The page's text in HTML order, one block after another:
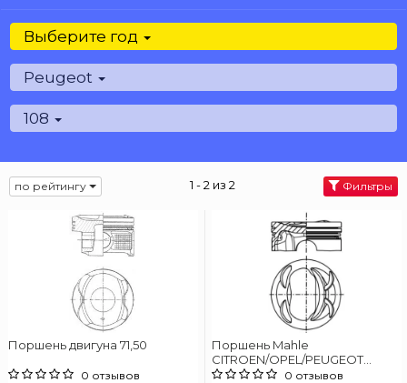
Выберите год
Peugeot
108
по рейтингу 1 - 2 из 2 Фильтры
Поршень двигуна 71,50
0 отзывов
Поршень Mahle
CITROEN/OPEL/PEUGEOT
\'\'1.2VTI82 EB2 \'\'12>>
0 отзывов